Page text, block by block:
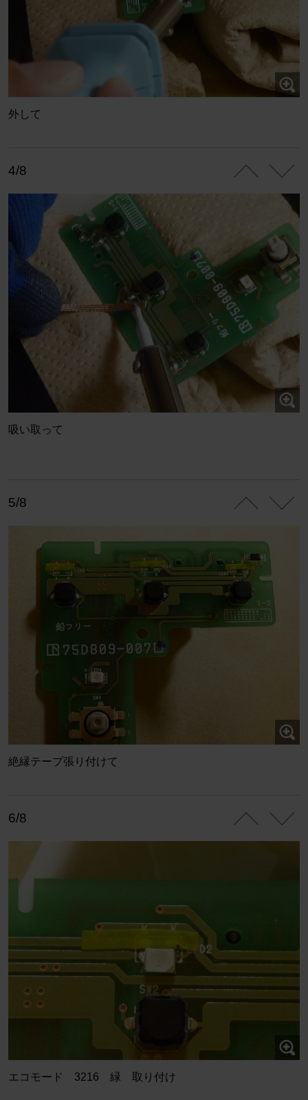
外して
4/8
吸い取って
5/8
絶縁テープ張り付けて
6/8
エコモード 3216 緑 取り付け